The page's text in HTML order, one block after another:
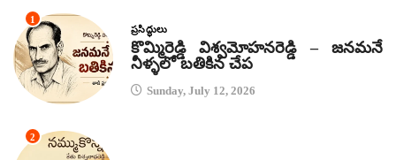
1
ప్రసిద్ధులు
కొమ్మిరెడ్డి విశ్వమోహనరెడ్డి – జనమనే
నీళ్ళలో బతికిన చేప
Sunday, July 12, 2026
2